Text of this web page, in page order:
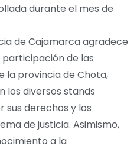
durante el mes de
de Cajamarca agradece
de las
la provincia de Chota,
los diversos stands
derechos y los
de justicia. Asimismo,
a la